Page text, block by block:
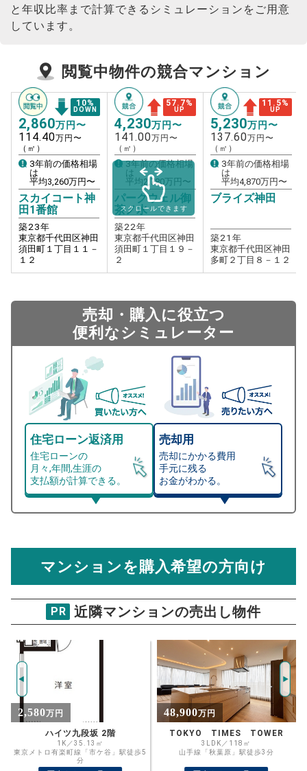
と年収比率まで計算できるシミュレーションをご用意
しています。
閲覧中物件の競合マンション
10%
DOWN
2,860万円〜
114.40万円〜
（㎡）
3年前の価格相場
は
平均3,260万円〜
スカイコート神
田1番館
築23年
東京都千代田区神田
須田町１丁目１１－
１２
57.7%
UP
4,230万円〜
141.00万円〜
（㎡）
3年前の価格相場
は
平均2,780万円〜
パークウェル御
茶ノ水
築22年
東京都千代田区神田
須田町１丁目１９－
２
11.5%
UP
5,230万円〜
137.60万円〜
（㎡）
3年前の価格相場
は
平均4,870万円〜
ブライズ神田
築21 年
東京都千代田区神田
多町２丁目８－１２
スクロールできます
売却・購入に役立つ
便利なシミュレーター
住宅ローン返済用
住宅ローンの
月々,年間,生涯の
支払額が計算できる。
売却用
売却にかかる費用
手元に残る
お金がわかる。
総支払額シミュレーション
物件価格
万円
ご希望の
年
住宅ローン
金利
%
マンション売却シミュレーター
スカイコート神田1番館
試算条件 25㎡・5階
2816万円
資金計画のために査定額や希望売却価
格を入力して活用するのもおすすめ◎
売却価格
マンションを購入希望の方向け
PR 近隣マンションの売出し物件
48,900万円
TOKYO TIMES TOWER
3LDK／118㎡
山手線「秋葉原」駅徒歩3分
2,980万円
メインステージ神田駅前
1K／23.64㎡
JR山手線「神田」駅徒歩3分